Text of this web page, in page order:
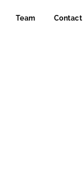
Team Contact